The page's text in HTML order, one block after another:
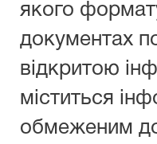
якого
документах
відкритою
міститься
обмеженим